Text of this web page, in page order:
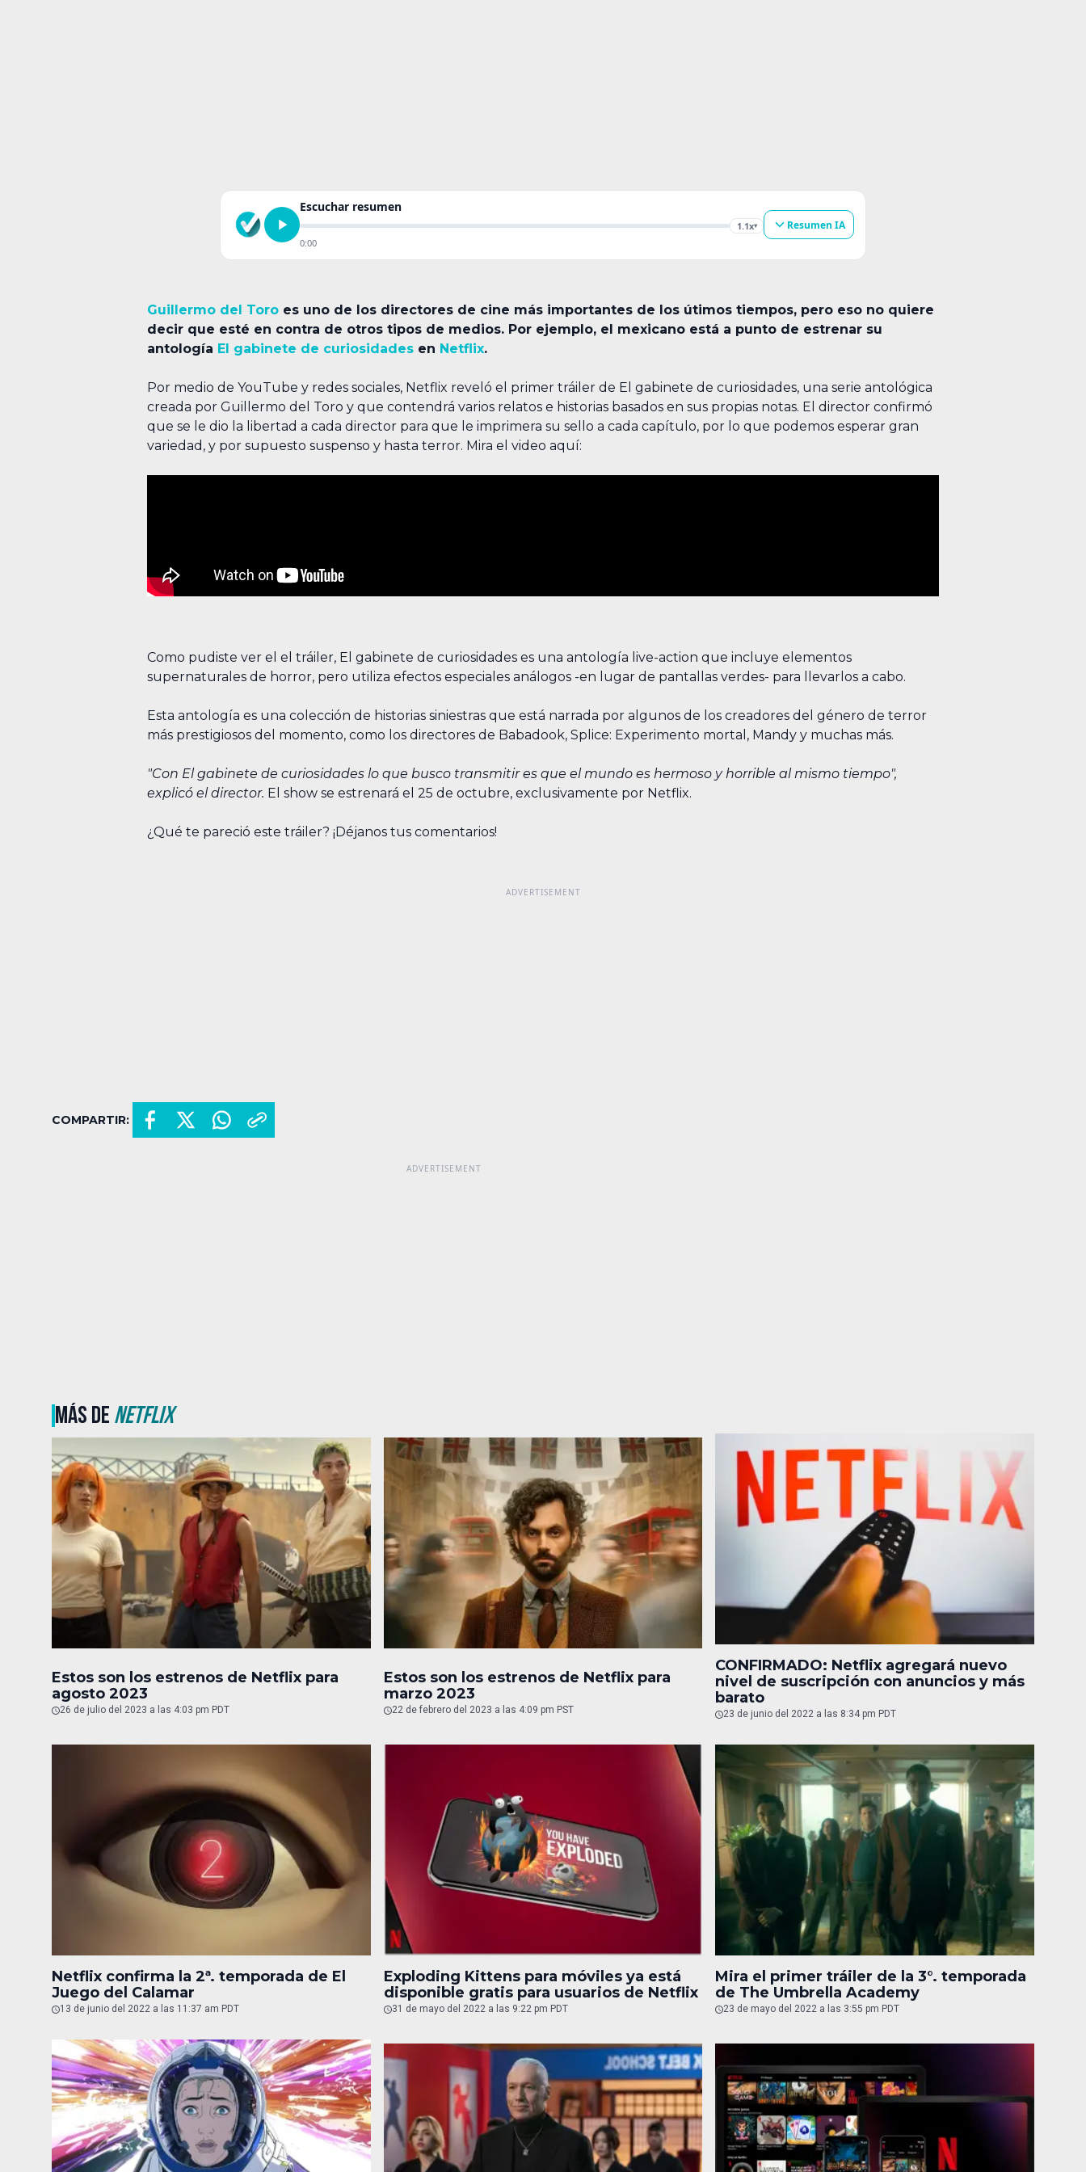
Escuchar resumen
1.1x▾
0:00
Resumen IA
Guillermo del Toro es uno de los directores de cine más importantes de los útimos tiempos, pero eso no quiere
decir que esté en contra de otros tipos de medios. Por ejemplo, el mexicano está a punto de estrenar su
antología El gabinete de curiosidades en Netflix.
Por medio de YouTube y redes sociales, Netflix reveló el primer tráiler de El gabinete de curiosidades, una serie antológica
creada por Guillermo del Toro y que contendrá varios relatos e historias basados en sus propias notas. El director confirmó
que se le dio la libertad a cada director para que le imprimera su sello a cada capítulo, por lo que podemos esperar gran
variedad, y por supuesto suspenso y hasta terror. Mira el video aquí:
Como pudiste ver el el tráiler, El gabinete de curiosidades es una antología live-action que incluye elementos
supernaturales de horror, pero utiliza efectos especiales análogos -en lugar de pantallas verdes- para llevarlos a cabo.
Esta antología es una colección de historias siniestras que está narrada por algunos de los creadores del género de terror
más prestigiosos del momento, como los directores de Babadook, Splice: Experimento mortal, Mandy y muchas más.
"Con El gabinete de curiosidades lo que busco transmitir es que el mundo es hermoso y horrible al mismo tiempo",
explicó el director. El show se estrenará el 25 de octubre, exclusivamente por Netflix.
¿Qué te pareció este tráiler? ¡Déjanos tus comentarios!
COMPARTIR:
MÁS DENETFLIX
Estos son los estrenos de Netflix para
agosto 2023
26 de julio del 2023 a las 4:03 pm PDT
Estos son los estrenos de Netflix para
marzo 2023
22 de febrero del 2023 a las 4:09 pm PST
CONFIRMADO: Netflix agregará nuevo
nivel de suscripción con anuncios y más
barato
23 de junio del 2022 a las 8:34 pm PDT
Netflix confirma la 2ª. temporada de El
Juego del Calamar
13 de junio del 2022 a las 11:37 am PDT
Exploding Kittens para móviles ya está
disponible gratis para usuarios de Netflix
31 de mayo del 2022 a las 9:22 pm PDT
Mira el primer tráiler de la 3°. temporada
de The Umbrella Academy
23 de mayo del 2022 a las 3:55 pm PDT